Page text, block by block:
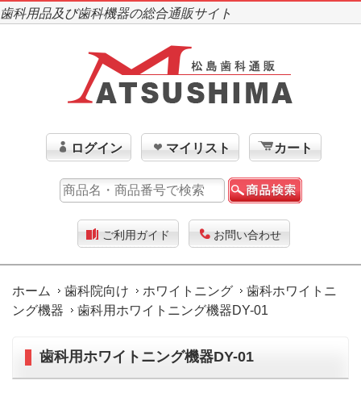
歯科用品及び歯科機器の総合通販サイト
ログイン マイリスト カート
ご利用ガイド お問い合わせ
ホーム 歯科院向け ホワイトニング
歯科ホワイトニ
ング機器
歯科用ホワイトニング機器DY-01
歯科用ホワイトニング機器DY-01